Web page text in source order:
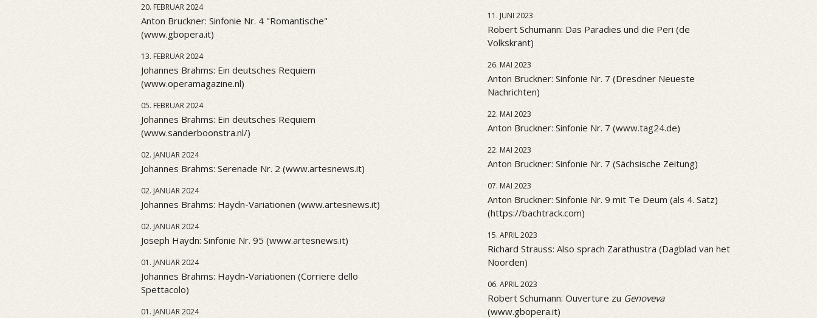
20. FEBRUAR 2024
Anton Bruckner: Sinfonie Nr. 4 "Romantische"
(www.gbopera.it)
13. FEBRUAR 2024
Johannes Brahms: Ein deutsches Requiem
(www.operamagazine.nl)
05. FEBRUAR 2024
Johannes Brahms: Ein deutsches Requiem
(www.sanderboonstra.nl/)
02. JANUAR 2024
Johannes Brahms: Serenade Nr. 2 (www.artesnews.it)
02. JANUAR 2024
Johannes Brahms: Haydn-Variationen (www.artesnews.it)
02. JANUAR 2024
Joseph Haydn: Sinfonie Nr. 95 (www.artesnews.it)
01. JANUAR 2024
Johannes Brahms: Haydn-Variationen (Corriere dello
Spettacolo)
01. JANUAR 2024
11. JUNI 2023
Robert Schumann: Das Paradies und die Peri (de
Volkskrant)
26. MAI 2023
Anton Bruckner: Sinfonie Nr. 7 (Dresdner Neueste
Nachrichten)
22. MAI 2023
Anton Bruckner: Sinfonie Nr. 7 (www.tag24.de)
22. MAI 2023
Anton Bruckner: Sinfonie Nr. 7 (Sächsische Zeitung)
07. MAI 2023
Anton Bruckner: Sinfonie Nr. 9 mit Te Deum (als 4. Satz)
(https://bachtrack.com)
15. APRIL 2023
Richard Strauss: Also sprach Zarathustra (Dagblad van het
Noorden)
06. APRIL 2023
Robert Schumann: Ouverture zu Genoveva
(www.gbopera.it)